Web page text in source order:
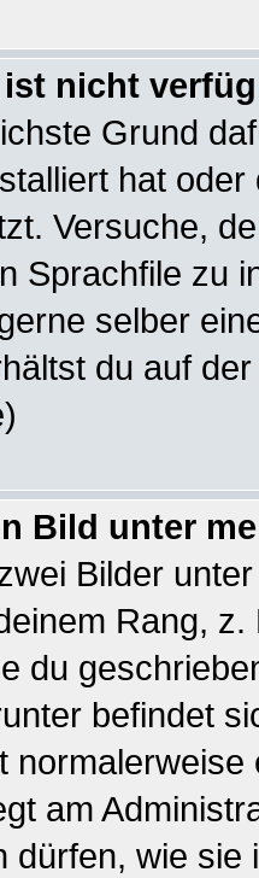
ist nicht
Grund
hat
Versuche,
Sprachfile zu
selber
du auf
Bild unter
Bilder
Rang,
du
befindet
am
dürfen, wie